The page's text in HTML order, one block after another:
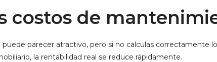
costos de
parecer atractivo, pero si no calculas correctamente
la rentabilidad real se reduce rápidamente.